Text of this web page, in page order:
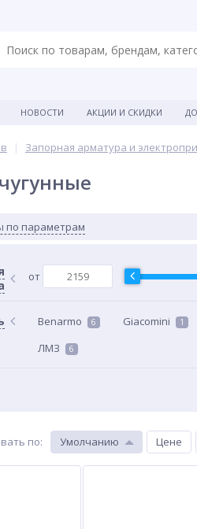
НОВОСТИ АКЦИИ И СКИДКИ
Запорная арматура и
по параметрам
от
Benarmo 6 Giacomini 1
ЛМЗ 6
по: Умолчанию Цене